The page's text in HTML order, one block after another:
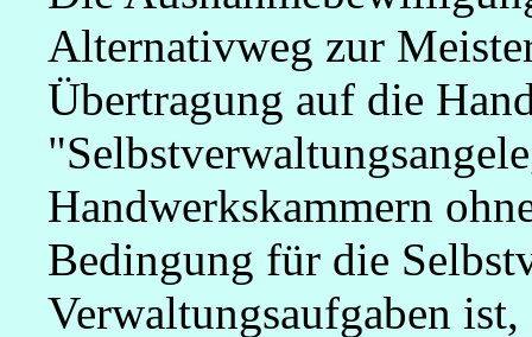
Alternativweg zur
Übertragung auf die
Handwerkskammern
Bedingung für die
Verwaltungsaufgaben